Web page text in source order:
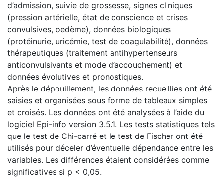
d’admission, suivie de grossesse, signes cliniques
(pression artérielle, état de conscience et crises
convulsives, oedème), données biologiques
(protéinurie, uricémie, test de coagulabilité), données
thérapeutiques (traitement antihypertenseurs
anticonvulsivants et mode d’accouchement) et
données évolutives et pronostiques.
Après le dépouillement, les données recueillies ont été
saisies et organisées sous forme de tableaux simples
et croisés. Les données ont été analysées à l’aide du
logiciel Epi-info version 3.5.1. Les tests statistiques tels
que le test de Chi-carré et le test de Fischer ont été
utilisés pour déceler d’éventuelle dépendance entre les
variables. Les différences étaient considérées comme
significatives si p < 0,05.